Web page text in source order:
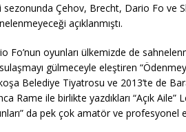
sezonunda Çehov, Brecht, Dario Fo ve
açıklanmıştı.
Fo’nun oyunları ülkemizde de
gülmeceyle eleştiren
Belediye Tiyatrosu ve 2013’te de
Rame ile birlikte yazdıkları “Açık
da pek çok amatör ve profesyonel